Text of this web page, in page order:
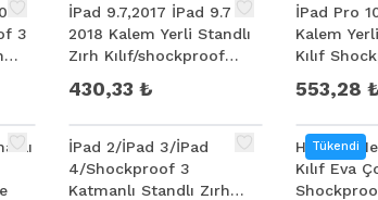
3
İPad 9.7,2017 İPad 9.7
2018 Kalem Yerli Standlı
Zırh Kılıf/shockproof
430,33 ₺
İPad Pro
Kalem
Kılıf
553,28
İPad 2/İPad 3/İPad
4/Shockproof 3
Katmanlı Standlı Zırh
Tükendi
Huawei
Kılıf Eva